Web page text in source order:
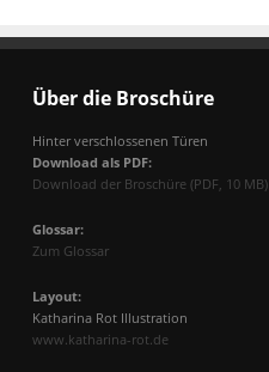
Über die Broschüre
Hinter verschlossenen Türen
Download als PDF:
Download der Broschüre (PDF, 10 MB)
Glossar:
Zum Glossar
Layout:
Katharina Rot Illustration
www.katharina-rot.de